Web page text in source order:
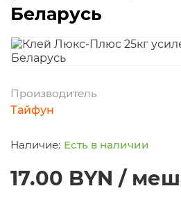
Беларусь
Производитель
Тайфун
Есть в наличии
17.00 BYN /